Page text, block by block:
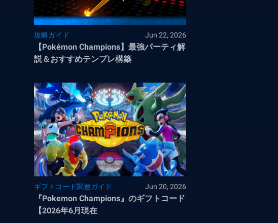
攻略ガイド Jun 22, 2026
【Pokémon Champions】最強パーティ解
説＆おすすめテンプレ構築
ギフトコード関連ガイド Jun 20, 2026
『Pokemon Champions』のギフトコード
【2026年6月現在